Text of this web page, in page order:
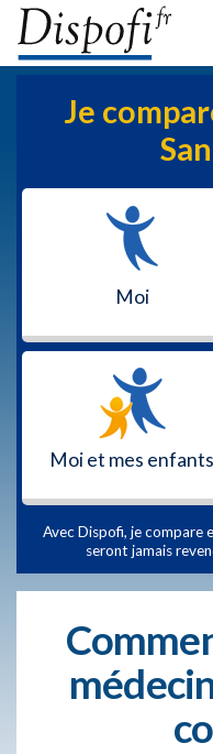
Je
Moi
Moi et mes enfants
Avec Dispofi, je compare
seront jamais